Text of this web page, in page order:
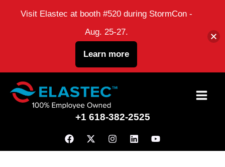
Passer
+1 618-382-2525
Visit Elastec at booth #520 during StormCon -
Aug. 25-27.
Learn more